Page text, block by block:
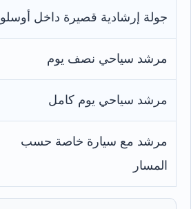
جولة إرشادية قصيرة داخل أوسلو
مرشد سياحي نصف يوم
مرشد سياحي يوم كامل
مرشد مع سيارة خاصة حسب
المسار